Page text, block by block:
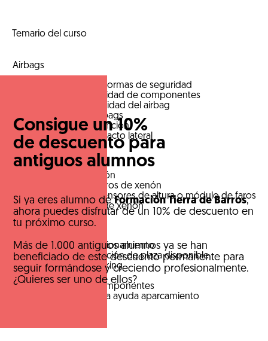
Temario del curso
Airbags
Precauciones y normas de seguridad
Ubicación y cantidad de componentes
Desactivación unidad del airbag
Diagnosis de airbags
Sistemas de retención
Sensores de impacto lateral
Luces de xenón
Lámpara de xenón
Reglaje de los faros de xenón
Sustitución de sensores de altura o módulo de faros
Diagnosis luces de xenón
Ayuda aparcamiento
Principio de funcionamiento
Sistema de medición de plaza disponible
Sensores de parking
Precauciones
Ubicación de componentes
Diagnosis sistema ayuda aparcamiento
Consigue un 10%
de descuento para
antiguos alumnos
Si ya eres alumno deFormación Tierra de Barros,
ahora puedes disfrutar de un 10% de descuento en
tu próximo curso.
Más de 1.000 antiguos alumnos ya se han
beneficiado de este descuento permanente para
seguir formándose y creciendo profesionalmente.
¿Quieres ser uno de ellos?